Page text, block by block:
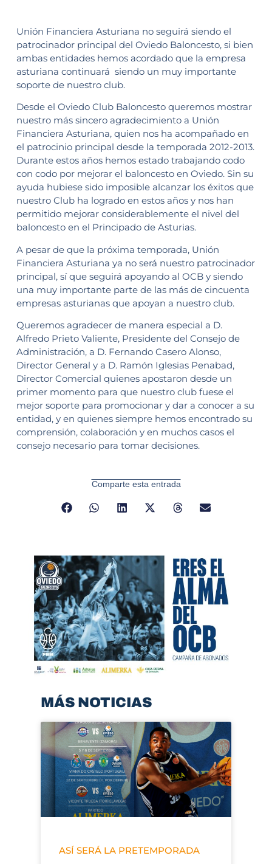
Unión Financiera Asturiana no seguirá siendo el
patrocinador principal del Oviedo Baloncesto, si bien
ambas entidades hemos acordado que la empresa
asturiana continuará siendo un muy importante
soporte de nuestro club.
Desde el Oviedo Club Baloncesto queremos mostrar
nuestro más sincero agradecimiento a Unión
Financiera Asturiana, quien nos ha acompañado en
el patrocinio principal desde la temporada 2012-2013.
Durante estos años hemos estado trabajando codo
con codo por mejorar el baloncesto en Oviedo. Sin su
ayuda hubiese sido imposible alcanzar los éxitos que
nuestro Club ha logrado en estos años y nos han
permitido mejorar considerablemente el nivel del
baloncesto en el Principado de Asturias.
A pesar de que la próxima temporada, Unión
Financiera Asturiana ya no será nuestro patrocinador
principal, sí que seguirá apoyando al OCB y siendo
una muy importante parte de las más de cincuenta
empresas asturianas que apoyan a nuestro club.
Queremos agradecer de manera especial a D.
Alfredo Prieto Valiente, Presidente del Consejo de
Administración, a D. Fernando Casero Alonso,
Director General y a D. Ramón Iglesias Penabad,
Director Comercial quienes apostaron desde un
primer momento para que nuestro club fuese el
mejor soporte para promocionar y dar a conocer a su
entidad, y en quienes siempre hemos encontrado su
comprensión, colaboración y en muchos casos el
consejo necesario para tomar decisiones.
Comparte esta entrada
MÁS NOTICIAS
ASÍ SERÁ LA PRETEMPORADA